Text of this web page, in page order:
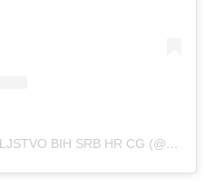
A POST SHARED BY PRIJATELJSTVO BIH SRB HR CG (@OFFICIAL.BIH.SRB.HR.CG)